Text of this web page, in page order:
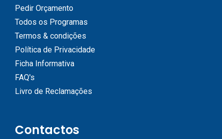
Pedir Orçamento
Todos os Programas
Termos & condições
Política de Privacidade
Ficha Informativa
FAQ's
Livro de Reclamações
Contactos